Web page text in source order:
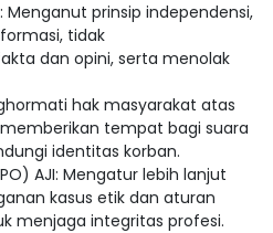
Menganut prinsip independensi,
tidak
dan opini, serta menolak
hak masyarakat atas
tempat bagi suara
identitas korban.
AJI: Mengatur lebih lanjut
kasus etik dan aturan
menjaga integritas profesi.